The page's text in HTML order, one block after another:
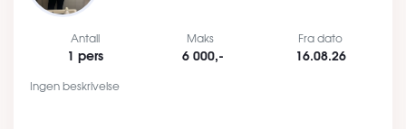
Antall
1 pers
Maks
6 000,-
Fra dato
16.08.26
Ingen beskrivelse